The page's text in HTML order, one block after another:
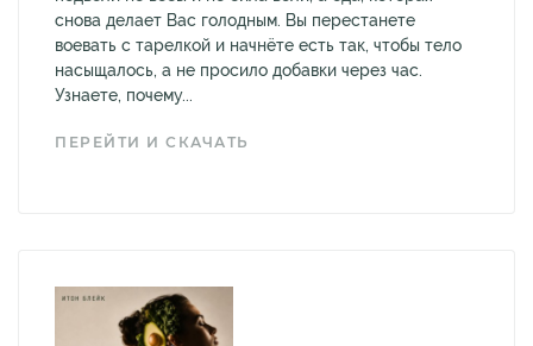
снова делает Вас голодным. Вы перестанете
воевать с тарелкой и начнёте есть так, чтобы тело
насыщалось, а не просило добавки через час.
Узнаете, почему...
ПЕРЕЙТИ И СКАЧАТЬ